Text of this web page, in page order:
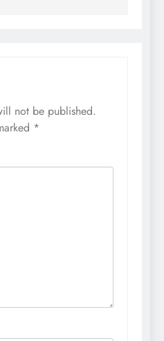
not be published.
*